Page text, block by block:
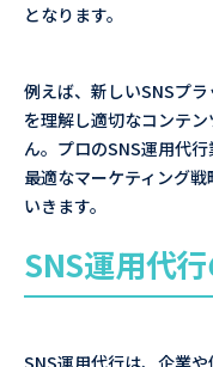
となります。
例えば、新しいSNSプ
を理解し適切なコンテ
ん。プロのSNS運用代
最適なマーケティング
いきます。
SNS運用代